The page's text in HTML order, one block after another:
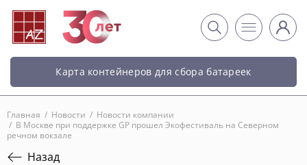
Карта контейнеров для сбора батареек
Главная / Новости / Новости компании
/ В Москве при поддержке GP прошел Экофестиваль на Северном
речном вокзале
Назад